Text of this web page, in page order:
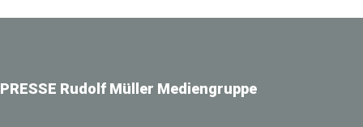
PRESSE Rudolf Müller Mediengruppe